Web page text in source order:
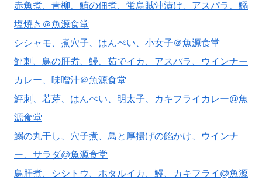
赤魚煮、青柳、鮪の佃煮、蛍烏賊沖漬け、アスパラ、鰯
塩焼き＠魚源食堂
シシャモ、煮穴子、はんぺい、小女子＠魚源食堂
鮃刺、鳥の肝煮、鰻、茹でイカ、アスパラ、ウインナー
カレー、味噌汁＠魚源食堂
鮃刺、若芽、はんぺい、明太子、カキフライカレー@魚
源食堂
鰯の丸干し、穴子煮、鳥と厚揚げの餡かけ、ウインナ
ー、サラダ@魚源食堂
鳥肝煮、シシトウ、ホタルイカ、鰻、カキフライ@魚源